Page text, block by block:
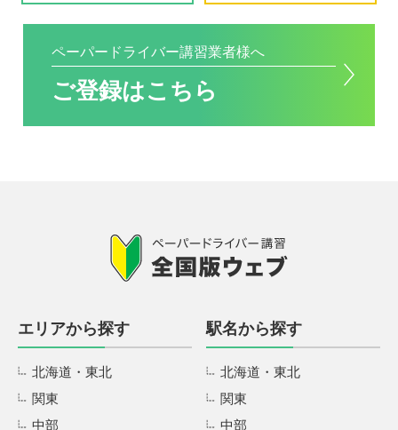
ペーパードライバー講習業者様へ
ご登録はこちら
エリアから探す
北海道・東北
関東
中部
駅名から探す
北海道・東北
関東
中部